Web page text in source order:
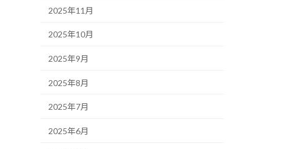
2025年11月
2025年10月
2025年9月
2025年8月
2025年7月
2025年6月